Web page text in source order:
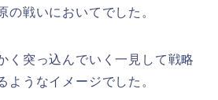
の戦いにおいてでした。
く突っ込んでいく一見して戦略
ようなイメージでした。